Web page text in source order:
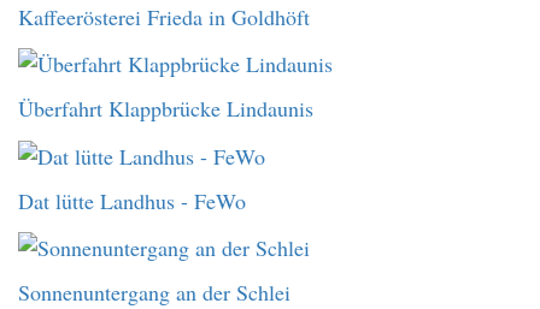
Kaffeerösterei Frieda in Goldhöft
Überfahrt Klappbrücke Lindaunis
Dat lütte Landhus - FeWo
Sonnenuntergang an der Schlei